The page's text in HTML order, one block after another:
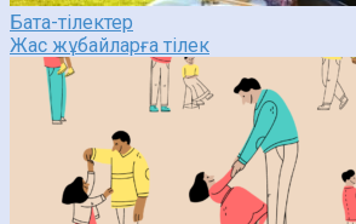
Бата-тілектер
Жас жұбайларға тілек